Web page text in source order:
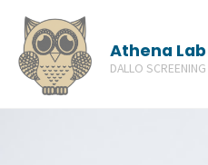
Skip
content
Athena Lab
DALLO